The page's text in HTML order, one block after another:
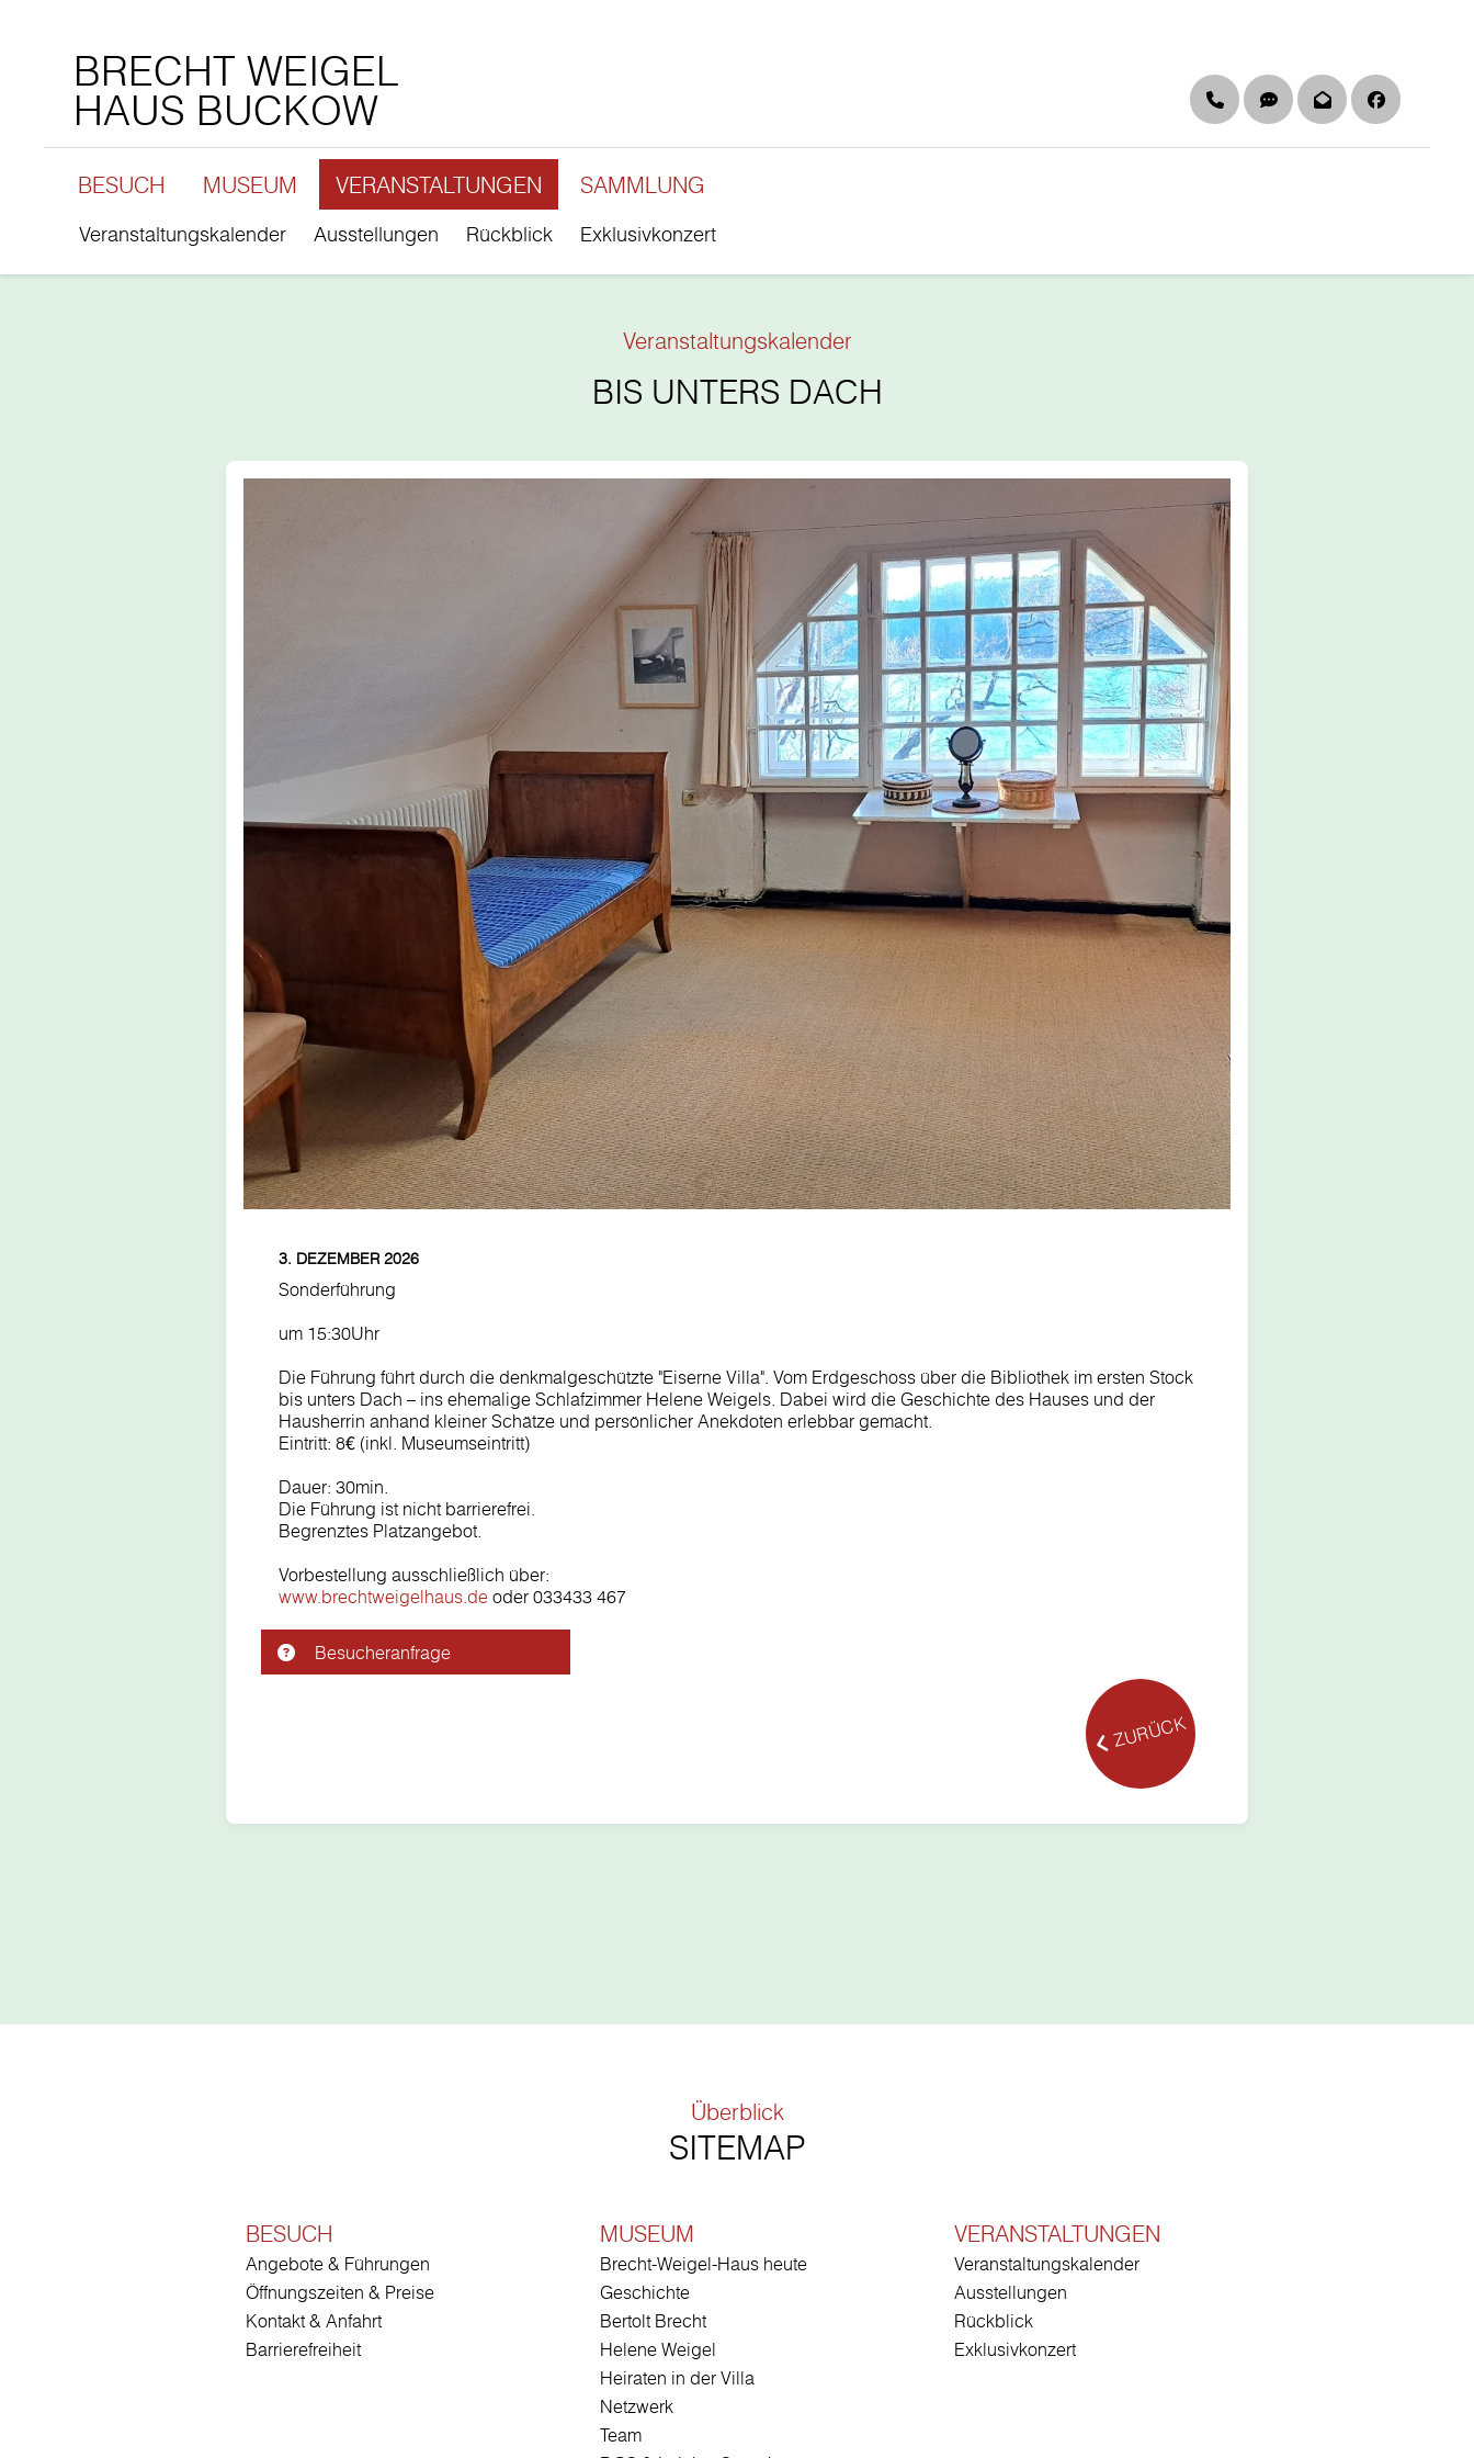
BRECHT WEIGEL
HAUS BUCKOW
TelefonDGS & Leichte
Newsletter
BESUCH MUSEUM VERANSTALTUNGEN
Veranstaltungskalender Ausstellungen Rückblick Exklusivkonzert
SAMMLUNG
Veranstaltungskalender
BIS UNTERS DACH
3. DEZEMBER 2026
Sonderführung
um 15:30Uhr
Die Führung führt durch die denkmalgeschützte "Eiserne Villa". Vom Erdgeschoss über die Bibliothek im ersten Stock
bis unters Dach – ins ehemalige Schlafzimmer Helene Weigels. Dabei wird die Geschichte des Hauses und der
Hausherrin anhand kleiner Schätze und persönlicher Anekdoten erlebbar gemacht.
Eintritt: 8€ (inkl. Museumseintritt)
Dauer: 30min.
Die Führung ist nicht barrierefrei.
Begrenztes Platzangebot.
Vorbestellung ausschließlich über:
www.brechtweigelhaus.de oder 033433 467
Besucheranfrage
ZURÜCK
Überblick
SITEMAP
BESUCH
Angebote & Führungen
Öffnungszeiten & Preise
Kontakt & Anfahrt
Barrierefreiheit
MUSEUM
Brecht-Weigel-Haus heute
Geschichte
Bertolt Brecht
Helene Weigel
Heiraten in der Villa
Netzwerk
Team
VERANSTALTUNGEN
Veranstaltungskalender
Ausstellungen
Rückblick
Exklusivkonzert